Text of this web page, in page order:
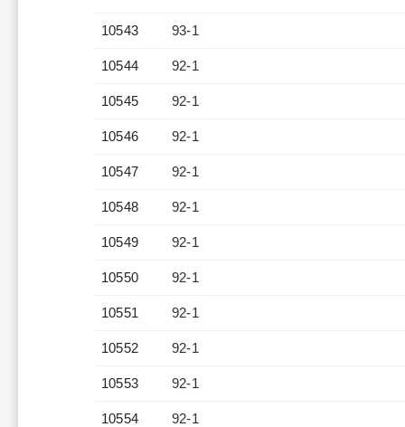
10543 93-1
10544 92-1
10545 92-1
10546 92-1
10547 92-1
10548 92-1
10549 92-1
10550 92-1
10551 92-1
10552 92-1
10553 92-1
10554 92-1